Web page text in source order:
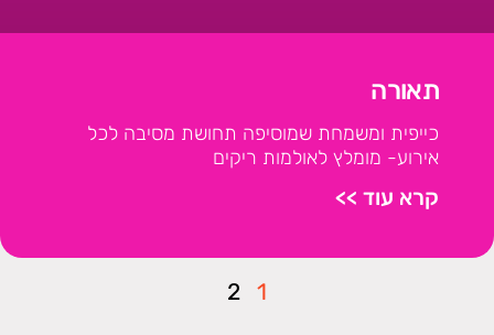
תאורה
כייפית ומשמחת שמוסיפה תחושת מסיבה לכל
אירוע- מומלץ לאולמות ריקים
קרא עוד >>
1
2